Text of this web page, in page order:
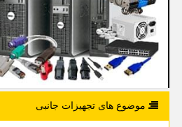
موضوع های تجهیزات جانبی